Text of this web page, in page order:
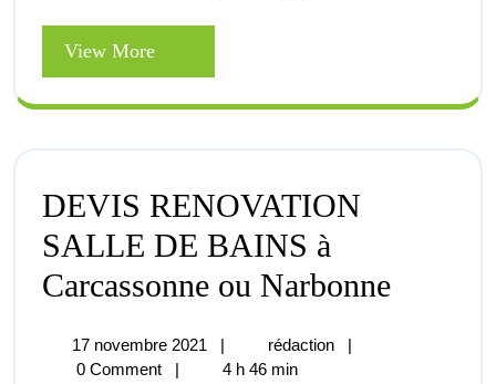
d’aude,
fanjeaux
View More
More
DEVIS RENOVATION
SALLE DE BAINS à
Carcassonne ou NarbonneDEVIS
17 novembre 2021
17
novembre
| rédaction
DEVIS
|
0 Comment
| 4 h 46 min